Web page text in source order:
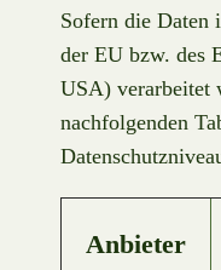
Sofern die Daten
der EU bzw. des
USA) verarbeitet
nachfolgenden
Anbieter